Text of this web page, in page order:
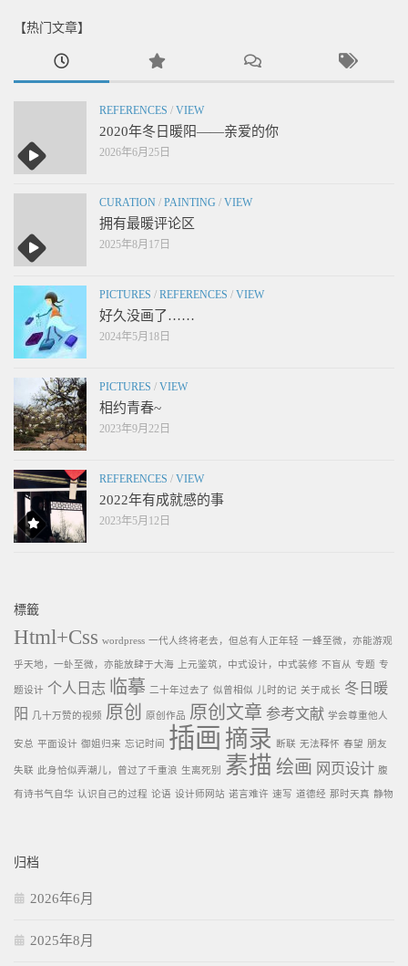
【热门文章】
REFERENCES / VIEW
2020年冬日暖阳——亲爱的你
2026年6月25日
CURATION / PAINTING / VIEW
拥有最暖评论区
2025年8月17日
PICTURES / REFERENCES / VIEW
好久没画了……
2024年5月18日
PICTURES / VIEW
相约青春~
2023年9月22日
REFERENCES / VIEW
2022年有成就感的事
2023年5月12日
標籤
Html+Css wordpress 一代人终将老去，但总有人正年轻 一蜂至微，亦能游观
乎天地，一虲至微，亦能放肆于大海 上元鉴筑，中式设计，中式装修 不盲从 专题 专
题设计 个人日志 临摹 二十年过去了 似曾相似 儿时的记 关于成长 冬日暖
阳
几十万赞的视频 原创 原创作品 原创文章 参考文献 学会尊重他人
安总 平面设计 御姐归来 忘记时间 插画 摘录 断联 无法释怀 春望 朋友
失联 此身恰似弄潮儿，曾过了千重浪 生离死别 素描 绘画 网页设计 腹
有诗书气自华 认识自己的过程 论语 设计师网站 诺言难许 速写 道德经 那时天真 静物
归档
2026年6月
2025年8月